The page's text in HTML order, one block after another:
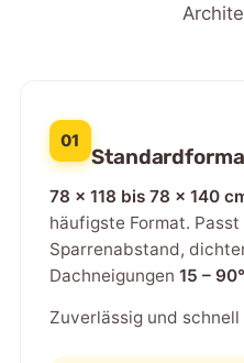
01
78 × 118 bis 78 × 140
häufigste Format.
Sparrenabstand,
Dachneigungen 15 – 90°
Zuverlässig und